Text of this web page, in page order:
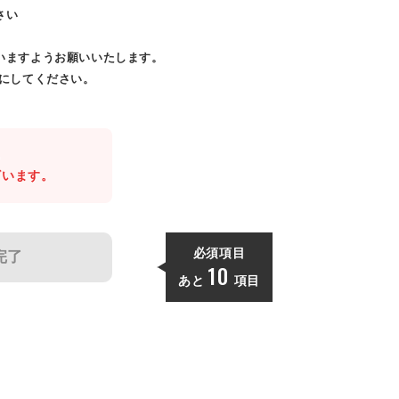
い
すようお願いいたします。
してください。
ます。
了 必須項目
あと 10 項目